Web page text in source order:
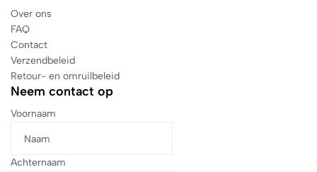
Over ons
FAQ
Contact
Verzendbeleid
Retour- en omruilbeleid
Neem contact op
Voornaam
Achternaam